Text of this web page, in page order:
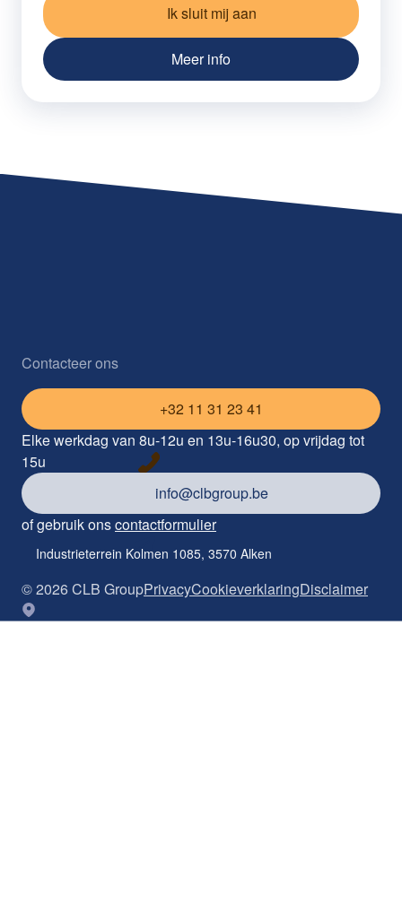
Ik sluit mij aan
Meer info
Contacteer ons
+32 11 31 23 41
Elke werkdag van 8u-12u en 13u-16u30, op vrijdag tot
15u
info@clbgroup.be
of gebruik onscontactformulier
Industrieterrein Kolmen 1085, 3570 Alken
©2026CLB GroupPrivacyCookieverklaringDisclaimer